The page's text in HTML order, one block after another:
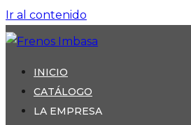
Ir al contenido
INICIO
CATÁLOGO
LA EMPRESA